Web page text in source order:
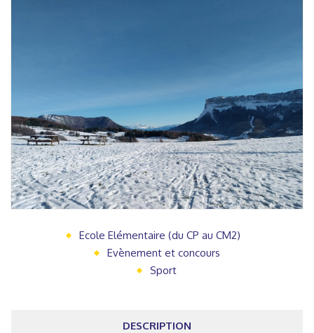
Ecole Elémentaire (du CP au CM2)
Evènement et concours
Sport
DESCRIPTION